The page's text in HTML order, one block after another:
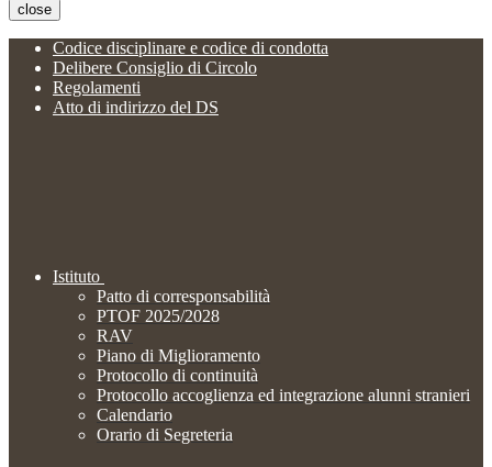
close
Codice disciplinare e codice di condotta
Delibere Consiglio di Circolo
Regolamenti
Atto di indirizzo del DS
Istituto
Patto di corresponsabilità
PTOF 2025/2028
RAV
Piano di Miglioramento
Protocollo di continuità
Protocollo accoglienza ed integrazione alunni stranieri
Calendario
Orario di Segreteria